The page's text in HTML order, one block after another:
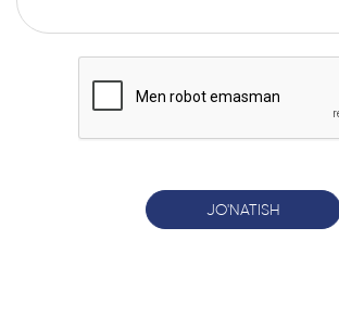
JO'NATISH